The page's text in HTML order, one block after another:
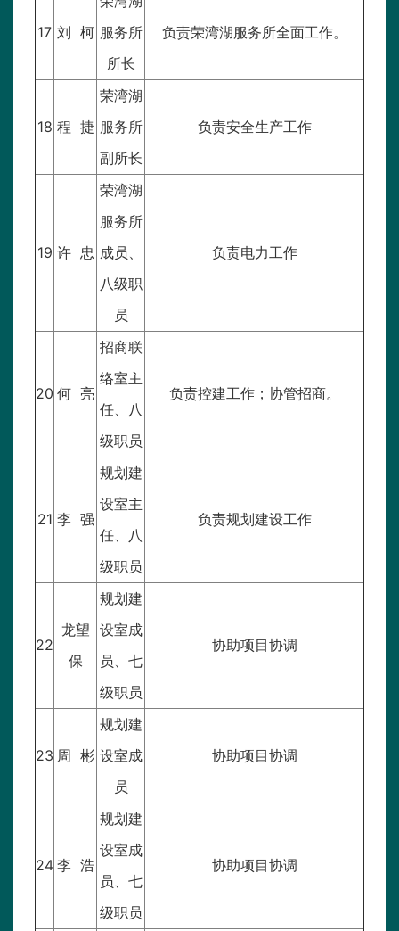
17 刘 柯 服务所
所长
负责荣湾湖服务所全面工作。
18 程 捷
荣湾湖
服务所
副所长
负责安全生产工作
19 许 忠
荣湾湖
服务所
成员、
八级职
员
负责电力工作
20 何 亮
招商联
络室主
任、八
级职员
负责控建工作；协管招商。
21 李 强
规划建
设室主
任、八
级职员
负责规划建设工作
22
龙望
保
规划建
设室成
员、七
级职员
协助项目协调
23 周 彬
规划建
设室成
员
协助项目协调
24 李 浩
规划建
设室成
员、七
级职员
协助项目协调